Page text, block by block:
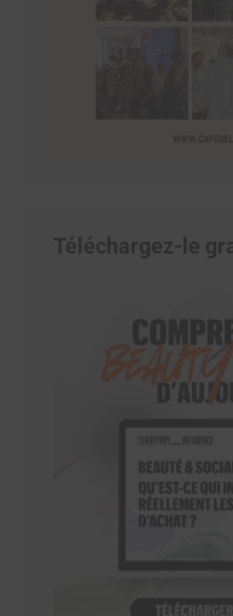
Téléchargez-le